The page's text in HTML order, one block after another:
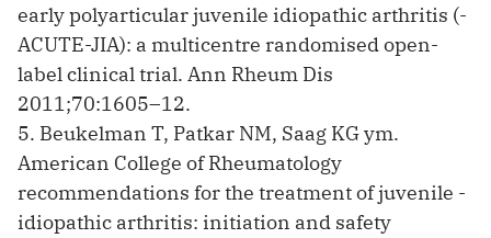
early polyarticular juvenile idiopathic arthritis (­
ACUTE-JIA): a multicentre randomised open-
label clinical trial. Ann Rheum Dis
2011;70:1605–12.
5. Beukelman T, Patkar NM, Saag KG ym.
American College of ­Rheumatology
recommendations for the treatment of juvenile ­
idiopathic arthritis: initiation and safety